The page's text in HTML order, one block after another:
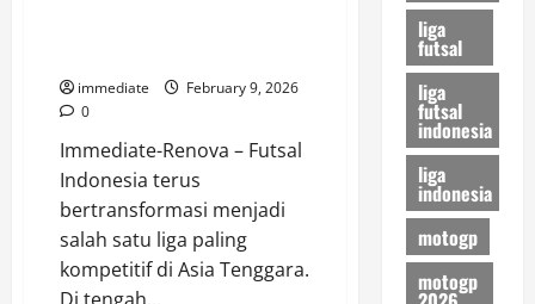
Indonesia
immediate
February 9, 2026
0
Immediate-Renova – Futsal
Indonesia terus
bertransformasi menjadi
salah satu liga paling
kompetitif di Asia Tenggara.
liga
futsal
liga
futsal
indonesia
liga
indonesia
motogp
motogp